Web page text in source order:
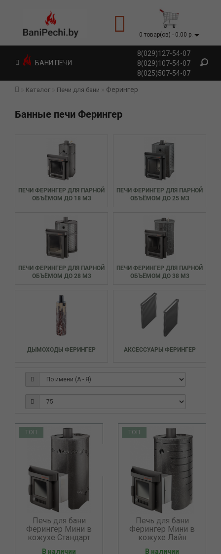
0 товар(ов) - 0.00 р.
8(029)127-54-07
8(029)107-54-07
8(025)507-54-07
БАНИ ПЕЧИ
Каталог Печи для бани Ферингер
Банные печи Ферингер
ПЕЧИ ФЕРИНГЕР ДЛЯ ПАРНОЙ
ОБЪЁМОМ ДО 18 М3
ПЕЧИ ФЕРИНГЕР ДЛЯ ПАРНОЙ
ОБЪЁМОМ ДО 25 М3
ПЕЧИ ФЕРИНГЕР ДЛЯ ПАРНОЙ
ОБЪЁМОМ ДО 28 М3
ПЕЧИ ФЕРИНГЕР ДЛЯ ПАРНОЙ
ОБЪЁМОМ ДО 38 М3
ДЫМОХОДЫ ФЕРИНГЕР АКСЕССУАРЫ ФЕРИНГЕР
ТОП
Печь для бани
Ферингер Мини в
кожухе Стандарт
В наличии
ТОП
Печь для бани
Ферингер Мини в
кожухе Лайн
В наличии